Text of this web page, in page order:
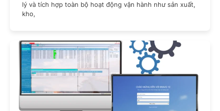
lý và tích hợp toàn bộ hoạt động vận hành như sản xuất,
kho,